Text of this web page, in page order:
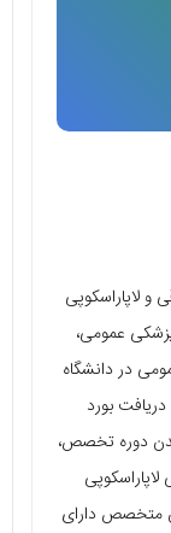
لاپاراسکوپی
عمومی،
عمومی در دانشگاه
بورد
دوره تخصص،
متخصص دارای